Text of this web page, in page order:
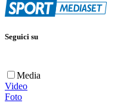
Seguici su
Media
Video
Foto